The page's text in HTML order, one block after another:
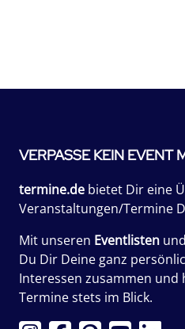
VERPASSE KEIN EVENT
termine.de bietet Dir eine
Veranstaltungen/Termine
Mit unseren Eventlisten und
Du Dir Deine ganz
Interessen zusammen und
Termine stets im Blick.